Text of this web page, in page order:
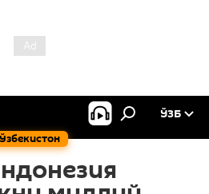
Ўзбекистон
ЎЗБ